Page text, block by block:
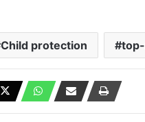
Child protection